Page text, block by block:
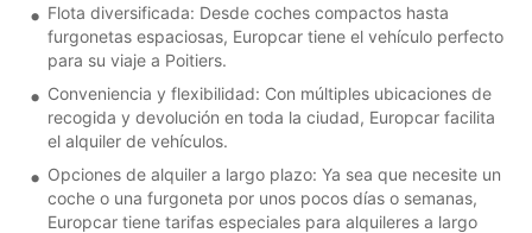
Flota diversificada: Desde coches compactos hasta
furgonetas espaciosas, Europcar tiene el vehículo perfecto
para su viaje a Poitiers.
Conveniencia y flexibilidad: Con múltiples ubicaciones de
recogida y devolución en toda la ciudad, Europcar facilita
el alquiler de vehículos.
Opciones de alquiler a largo plazo: Ya sea que necesite un
coche o una furgoneta por unos pocos días o semanas,
Europcar tiene tarifas especiales para alquileres a largo